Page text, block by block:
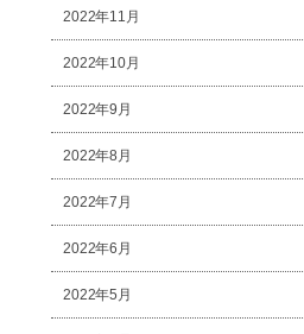
2022年11月
2022年10月
2022年9月
2022年8月
2022年7月
2022年6月
2022年5月